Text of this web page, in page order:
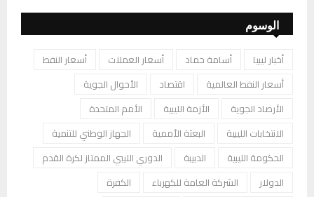
الوسوم
أخبار ليبيا أسامة حماد أسعار العملات
أسعار النفط
أسعار النفط العالمية
اقتصاد
الأحوال الجوية
الأرصاد الجوية
الأزمة الليبية
الأمم المتحدة
الانتخابات الليبية
البعثة الأممية
الجهاز الوطني للتنمية
الحكومة الليبية
الدبيبة
الدوري الليبي الممتاز لكرة القدم
الدولار
الشركة العامة للكهرباء
الكفرة